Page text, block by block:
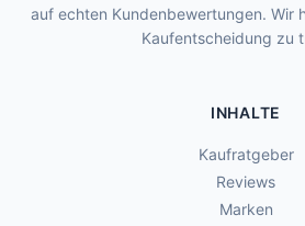
auf echten Kundenbewertungen. Wir
Kaufentscheidung zu
INHALTE
Kaufratgeber
Reviews
Marken